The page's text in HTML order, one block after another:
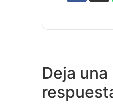
Deja una